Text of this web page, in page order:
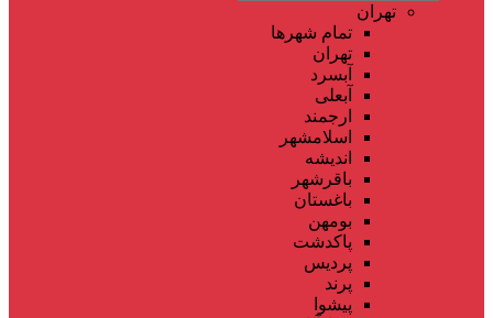
تهران
تمام شهر‌ها
تهران
آبسرد
آبعلی
ارجمند
اسلامشهر
اندیشه
باقرشهر
باغستان
بومهن
پاکدشت
پردیس
پرند
پیشوا